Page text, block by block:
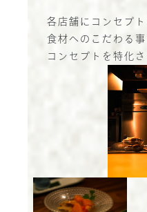
各店舗にコンセプト
食材へのこだわる
コンセプトを特化さ